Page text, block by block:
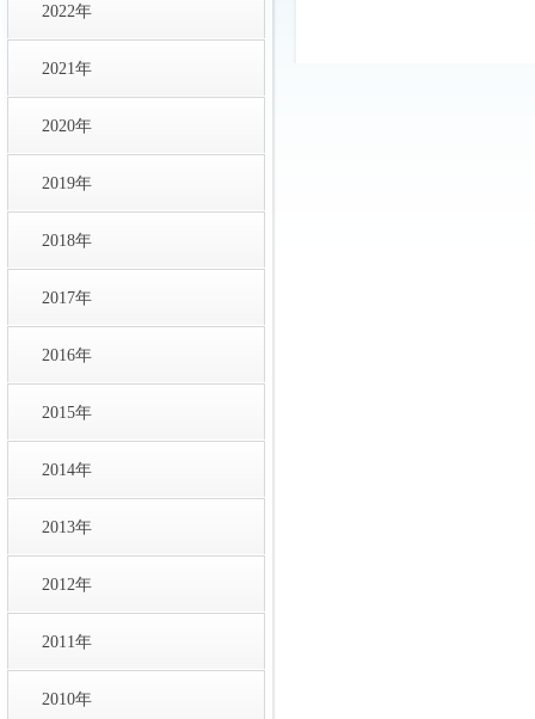
2022年
2021年
2020年
2019年
2018年
2017年
2016年
2015年
2014年
2013年
2012年
2011年
2010年